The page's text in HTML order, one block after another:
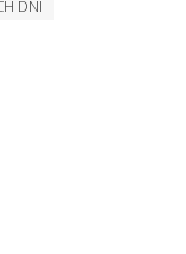
DNÍ